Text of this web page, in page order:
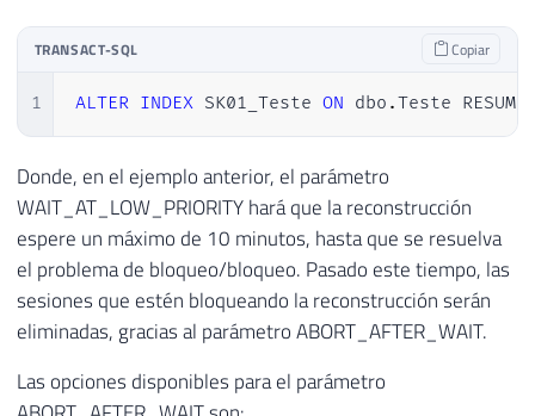
TRANSACT-SQL Copiar
1 ALTER INDEX SK01_Teste ON dbo .Teste
Donde, en el ejemplo anterior, el parámetro
WAIT_AT_LOW_PRIORITY hará que la reconstrucción
espere un máximo de 10 minutos, hasta que se resuelva
el problema de bloqueo/bloqueo. Pasado este tiempo, las
sesiones que estén bloqueando la reconstrucción serán
eliminadas, gracias al parámetro ABORT_AFTER_WAIT.
Las opciones disponibles para el parámetro